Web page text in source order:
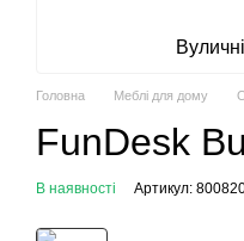
Головна Меблі для дому
FunDesk
В наявності Артикул: